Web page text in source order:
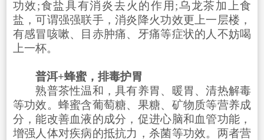
功效;食盐具有消炎去火的作用;乌龙茶加上食
盐，可谓强强联手，消炎降火功效更上一层楼，
有感冒咳嗽、目赤肿痛、牙痛等症状的人不妨喝
上一杯。
普洱+蜂蜜，排毒护胃
熟普茶性温和，具有养胃、暖胃、清热解毒
等功效。蜂蜜含葡萄糖、果糖、矿物质等营养成
分，能改善血液的成分，促进心脑和血管功能，
增强人体对疾病的抵抗力，杀菌等功效。两者营